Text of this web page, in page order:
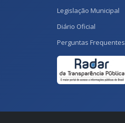
Legislação Municipal
Diário Oficial
Perguntas Frequentes